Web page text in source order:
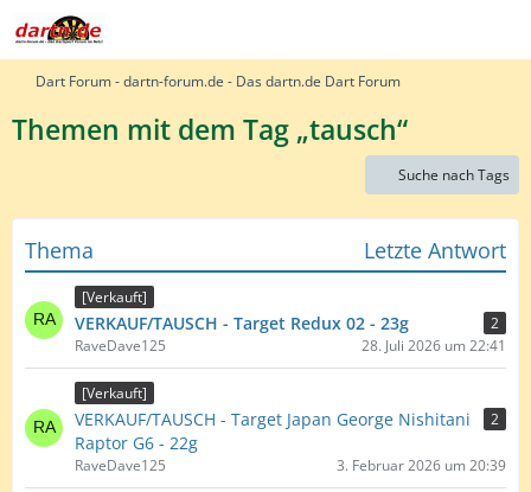
Dart Forum - dartn-forum.de - Das dartn.de Dart Forum
Themen mit dem Tag „tausch“
Suche nach Tags
Thema Letzte Antwort
[Verkauft]
VERKAUF/TAUSCH - Target Redux 02 - 23g
2
RaveDave125
28. Juli 2026 um 22:41
[Verkauft]
VERKAUF/TAUSCH - Target Japan George Nishitani
Raptor G6 - 22g
2
RaveDave125 3. Februar 2026 um 20:39